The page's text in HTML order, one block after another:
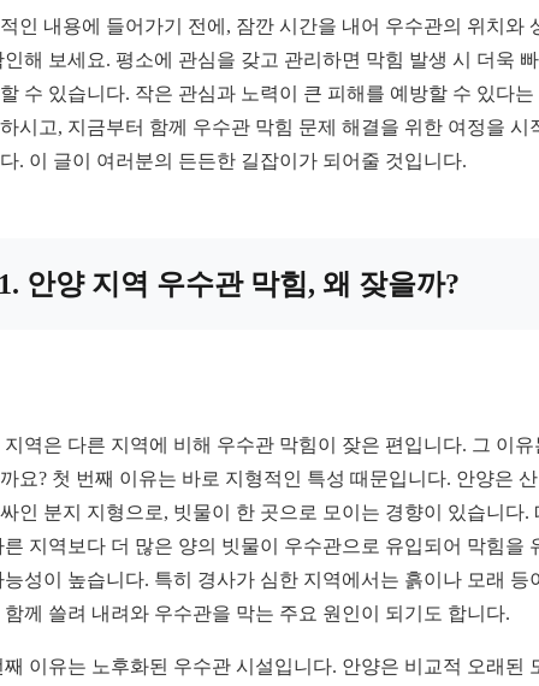
인 내용에 들어가기 전에, 잠깐 시간을 내어 우수관의 위치와
인해 보세요. 평소에 관심을 갖고 관리하면 막힘 발생 시 더욱
수 있습니다. 작은 관심과 노력이 큰 피해를 예방할 수 있다는
시고, 지금부터 함께 우수관 막힘 문제 해결을 위한 여정을 시
. 이 글이 여러분의 든든한 길잡이가 되어줄 것입니다.
안양 지역 우수관 막힘, 왜 잦을까?
지역은 다른 지역에 비해 우수관 막힘이 잦은 편입니다. 그 이유
요? 첫 번째 이유는 바로 지형적인 특성 때문입니다. 안양은
인 분지 지형으로, 빗물이 한 곳으로 모이는 경향이 있습니다.
른 지역보다 더 많은 양의 빗물이 우수관으로 유입되어 막힘을
능성이 높습니다. 특히 경사가 심한 지역에서는 흙이나 모래 등
함께 쓸려 내려와 우수관을 막는 주요 원인이 되기도 합니다.
째 이유는 노후화된 우수관 시설입니다. 안양은 비교적 오래된